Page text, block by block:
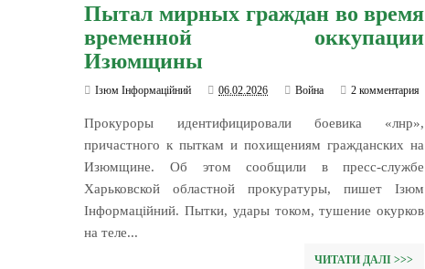
Пытал мирных граждан во время
временной оккупации
Изюмщины
Ізюм Інформаційний 06.02.2026 Война 2 комментария
Прокуроры идентифицировали боевика «лнр»,
причастного к пыткам и похищениям гражданских на
Изюмщине. Об этом сообщили в пресс-службе
Харьковской областной прокуратуры, пишет Ізюм
Інформаційний. Пытки, удары током, тушение окурков
на теле...
ЧИТАТИ ДАЛІ >>>